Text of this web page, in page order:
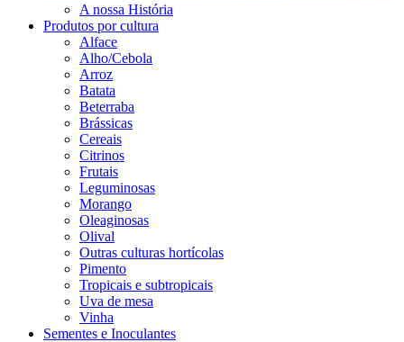
A nossa História
Produtos por cultura
Alface
Alho/Cebola
Arroz
Batata
Beterraba
Brássicas
Cereais
Citrinos
Frutais
Leguminosas
Morango
Oleaginosas
Olival
Outras culturas hortícolas
Pimento
Tropicais e subtropicais
Uva de mesa
Vinha
Sementes e Inoculantes